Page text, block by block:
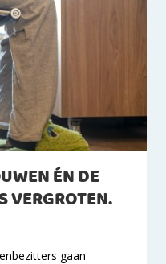
ÉN DE
VERGROTEN.
gaan